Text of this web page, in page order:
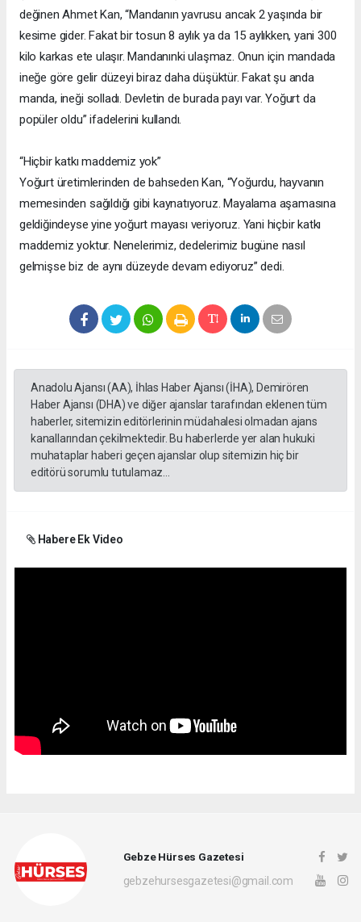
değinen Ahmet Kan, “Mandanın yavrusu ancak 2 yaşında bir
kesime gider. Fakat bir tosun 8 aylık ya da 15 aylıkken, yani 300
kilo karkas ete ulaşır. Mandanınki ulaşmaz. Onun için mandada
ineğe göre gelir düzeyi biraz daha düşüktür. Fakat şu anda
manda, ineği solladı. Devletin de burada payı var. Yoğurt da
popüler oldu” ifadelerini kullandı.
“Hiçbir katkı maddemiz yok”
Yoğurt üretimlerinden de bahseden Kan, “Yoğurdu, hayvanın
memesinden sağıldığı gibi kaynatıyoruz. Mayalama aşamasına
geldiğindeyse yine yoğurt mayası veriyoruz. Yani hiçbir katkı
maddemiz yoktur. Nenelerimiz, dedelerimiz bugüne nasıl
gelmişse biz de aynı düzeyde devam ediyoruz” dedi.
Anadolu Ajansı (AA), İhlas Haber Ajansı (İHA), Demirören
Haber Ajansı (DHA) ve diğer ajanslar tarafından eklenen tüm
haberler, sitemizin editörlerinin müdahalesi olmadan ajans
kanallarından çekilmektedir. Bu haberlerde yer alan hukuki
muhataplar haberi geçen ajanslar olup sitemizin hiç bir
editörü sorumlu tutulamaz...
Habere Ek Video
Gebze Hürses Gazetesi
gebzehursesgazetesi@gmail.com